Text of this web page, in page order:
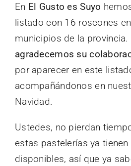
En El Gusto es Suyo
listado con 16 roscones
municipios de la
agradecemos su
por aparecer en este
acompañándonos en
Navidad.
Ustedes, no pierdan
estas pastelerías ya
disponibles, así que ya